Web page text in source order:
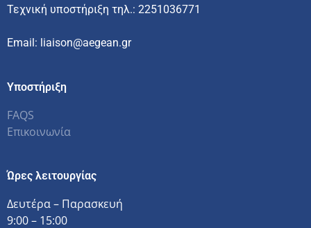
Τεχνική υποστήριξη τηλ.: 2251036771
Email: liaison@aegean.gr
Υποστήριξη
FAQS
Επικοινωνία
Ώρες λειτουργίας
Δευτέρα – Παρασκευή
9:00 – 15:00